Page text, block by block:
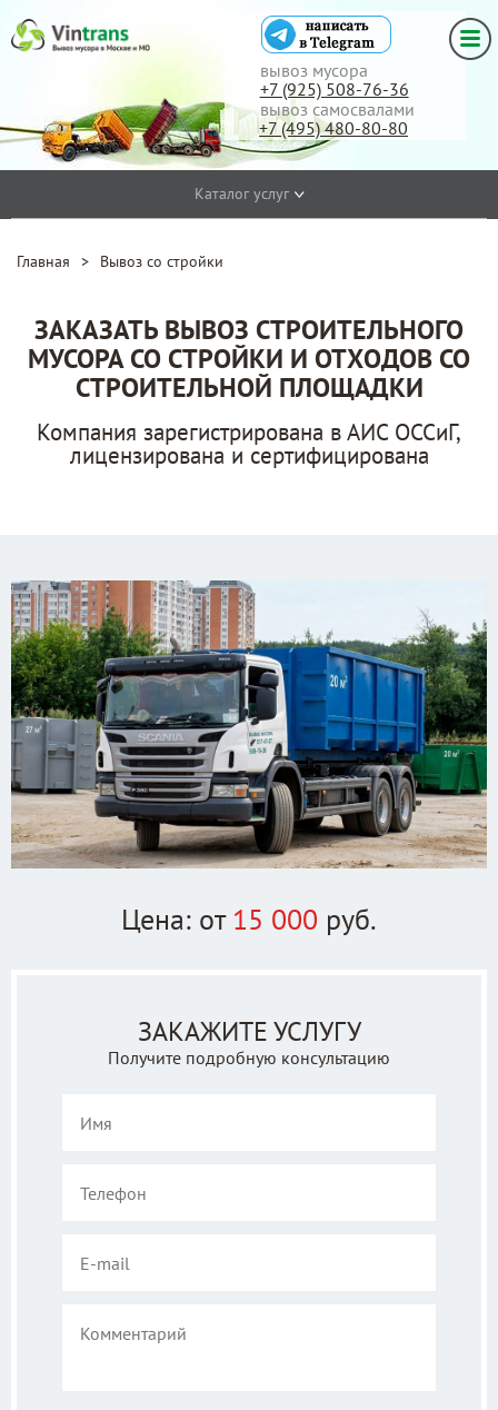
вывоз мусора
+7 (925) 508-76-36
вывоз самосвалами
+7 (495) 480-80-80
Каталог услуг
Главная > Вывоз со стройки
ЗАКАЗАТЬ ВЫВОЗ СТРОИТЕЛЬНОГО
МУСОРА СО СТРОЙКИ И ОТХОДОВ СО
СТРОИТЕЛЬНОЙ ПЛОЩАДКИ
Компания зарегистрирована в АИС ОССиГ,
лицензирована и сертифицирована
Цена: от 15 000 руб.
ЗАКАЖИТЕ УСЛУГУ
Получите подробную консультацию